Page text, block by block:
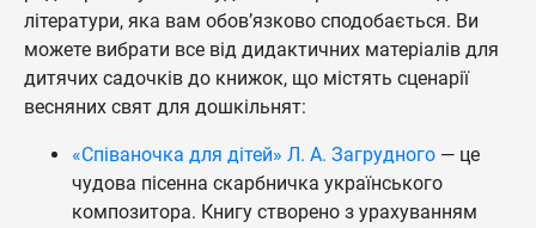
літератури, яка вам обов’язково сподобається. Ви
можете вибрати все від дидактичних матеріалів для
дитячих садочків до книжок, що містять сценарії
весняних свят для дошкільнят:
«Співаночка для дітей» Л. А. Загрудного — це
чудова пісенна скарбничка українського
композитора. Книгу створено з урахуванням